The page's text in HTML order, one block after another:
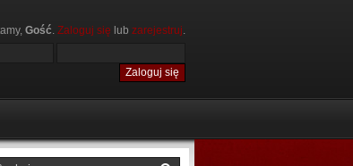
Gość. Zaloguj się lub zarejestruj.